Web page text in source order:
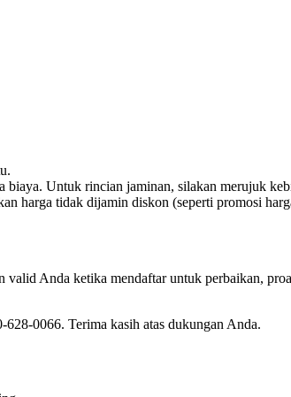
Untuk rincian jaminan, silakan merujuk
harga tidak dijamin diskon (seperti promosi
Anda ketika mendaftar untuk perbaikan,
0066. Terima kasih atas dukungan Anda.